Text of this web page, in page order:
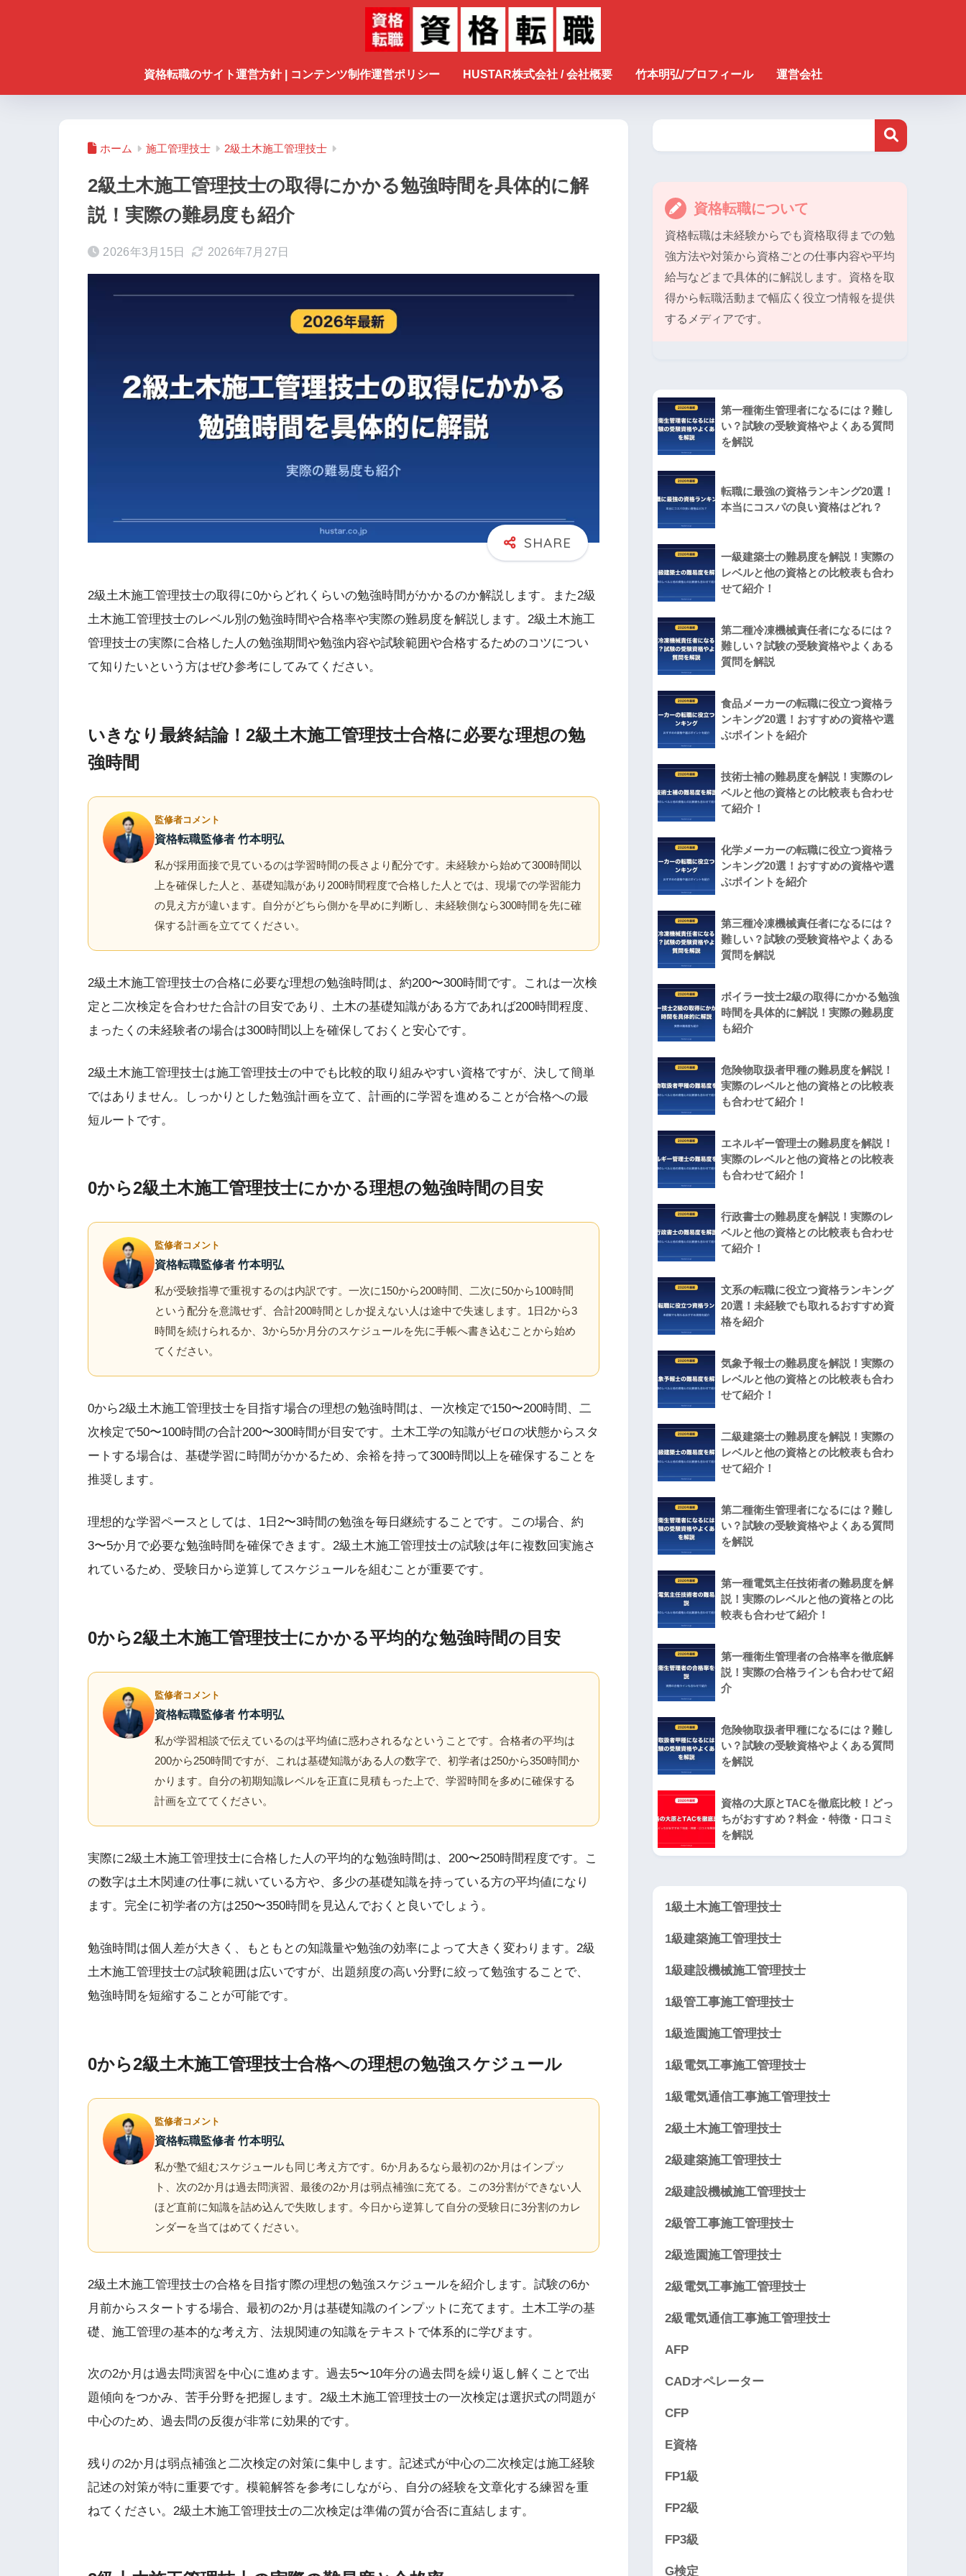
資格転職のサイト運営方針 | コンテンツ制作運営ポリシー HUSTAR株式会社 / 会社概要 竹本明弘/プロフィール 運営会社
ホーム 施工管理技士 2級土木施工管理技士
2級土木施工管理技士の取得にかかる勉強時間を具体的に解
説！実際の難易度も紹介
2026年3月15日 2026年7月27日
2級土木施工管理技士の取得に0からどれくらいの勉強時間がかかるのか解説します。また2級
土木施工管理技士のレベル別の勉強時間や合格率や実際の難易度を解説します。2級土木施工
管理技士の実際に合格した人の勉強期間や勉強内容や試験範囲や合格するためのコツについ
て知りたいという方はぜひ参考にしてみてください。
いきなり最終結論！2級土木施工管理技士合格に必要な理想の勉
強時間
監修者コメント
資格転職監修者 竹本明弘
私が採用面接で見ているのは学習時間の長さより配分です。未経験から始めて300時間以
上を確保した人と、基礎知識があり200時間程度で合格した人とでは、現場での学習能力
の見え方が違います。自分がどちら側かを早めに判断し、未経験側なら300時間を先に確
保する計画を立ててください。
2級土木施工管理技士の合格に必要な理想の勉強時間は、約200〜300時間です。これは一次検
定と二次検定を合わせた合計の目安であり、土木の基礎知識がある方であれば200時間程度、
まったくの未経験者の場合は300時間以上を確保しておくと安心です。
2級土木施工管理技士は施工管理技士の中でも比較的取り組みやすい資格ですが、決して簡単
ではありません。しっかりとした勉強計画を立て、計画的に学習を進めることが合格への最
短ルートです。
0から2級土木施工管理技士にかかる理想の勉強時間の目安
監修者コメント
資格転職監修者 竹本明弘
私が受験指導で重視するのは内訳です。一次に150から200時間、二次に50から100時間
という配分を意識せず、合計200時間としか捉えない人は途中で失速します。1日2から3
時間を続けられるか、3から5か月分のスケジュールを先に手帳へ書き込むことから始め
てください。
0から2級土木施工管理技士を目指す場合の理想の勉強時間は、一次検定で150〜200時間、二
次検定で50〜100時間の合計200〜300時間が目安です。土木工学の知識がゼロの状態からスタ
ートする場合は、基礎学習に時間がかかるため、余裕を持って300時間以上を確保することを
推奨します。
理想的な学習ペースとしては、1日2〜3時間の勉強を毎日継続することです。この場合、約
3〜5か月で必要な勉強時間を確保できます。2級土木施工管理技士の試験は年に複数回実施さ
れているため、受験日から逆算してスケジュールを組むことが重要です。
0から2級土木施工管理技士にかかる平均的な勉強時間の目安
監修者コメント
資格転職監修者 竹本明弘
私が学習相談で伝えているのは平均値に惑わされるなということです。合格者の平均は
200から250時間ですが、これは基礎知識がある人の数字で、初学者は250から350時間か
かります。自分の初期知識レベルを正直に見積もった上で、学習時間を多めに確保する
計画を立ててください。
実際に2級土木施工管理技士に合格した人の平均的な勉強時間は、200〜250時間程度です。こ
の数字は土木関連の仕事に就いている方や、多少の基礎知識を持っている方の平均値になり
ます。完全に初学者の方は250〜350時間を見込んでおくと良いでしょう。
勉強時間は個人差が大きく、もともとの知識量や勉強の効率によって大きく変わります。2級
土木施工管理技士の試験範囲は広いですが、出題頻度の高い分野に絞って勉強することで、
勉強時間を短縮することが可能です。
0から2級土木施工管理技士合格への理想の勉強スケジュール
監修者コメント
資格転職監修者 竹本明弘
私が塾で組むスケジュールも同じ考え方です。6か月あるなら最初の2か月はインプッ
ト、次の2か月は過去問演習、最後の2か月は弱点補強に充てる。この3分割ができない人
ほど直前に知識を詰め込んで失敗します。今日から逆算して自分の受験日に3分割のカレ
ンダーを当てはめてください。
2級土木施工管理技士の合格を目指す際の理想の勉強スケジュールを紹介します。試験の6か
月前からスタートする場合、最初の2か月は基礎知識のインプットに充てます。土木工学の基
礎、施工管理の基本的な考え方、法規関連の知識をテキストで体系的に学びます。
次の2か月は過去問演習を中心に進めます。過去5〜10年分の過去問を繰り返し解くことで出
題傾向をつかみ、苦手分野を把握します。2級土木施工管理技士の一次検定は選択式の問題が
中心のため、過去問の反復が非常に効果的です。
残りの2か月は弱点補強と二次検定の対策に集中します。記述式が中心の二次検定は施工経験
記述の対策が特に重要です。模範解答を参考にしながら、自分の経験を文章化する練習を重
ねてください。2級土木施工管理技士の二次検定は準備の質が合否に直結します。
資格転職について
資格転職は未経験からでも資格取得までの勉
強方法や対策から資格ごとの仕事内容や平均
給与などまで具体的に解説します。資格を取
得から転職活動まで幅広く役立つ情報を提供
するメディアです。
第一種衛生管理者になるには？難し
い？試験の受験資格やよくある質問
を解説
転職に最強の資格ランキング20選！
本当にコスパの良い資格はどれ？
一級建築士の難易度を解説！実際の
レベルと他の資格との比較表も合わ
せて紹介！
第二種冷凍機械責任者になるには？
難しい？試験の受験資格やよくある
質問を解説
食品メーカーの転職に役立つ資格ラ
ンキング20選！おすすめの資格や選
ぶポイントを紹介
技術士補の難易度を解説！実際のレ
ベルと他の資格との比較表も合わせ
て紹介！
化学メーカーの転職に役立つ資格ラ
ンキング20選！おすすめの資格や選
ぶポイントを紹介
第三種冷凍機械責任者になるには？
難しい？試験の受験資格やよくある
質問を解説
ボイラー技士2級の取得にかかる勉強
時間を具体的に解説！実際の難易度
も紹介
危険物取扱者甲種の難易度を解説！
実際のレベルと他の資格との比較表
も合わせて紹介！
エネルギー管理士の難易度を解説！
実際のレベルと他の資格との比較表
も合わせて紹介！
行政書士の難易度を解説！実際のレ
ベルと他の資格との比較表も合わせ
て紹介！
文系の転職に役立つ資格ランキング
20選！未経験でも取れるおすすめ資
格を紹介
気象予報士の難易度を解説！実際の
レベルと他の資格との比較表も合わ
せて紹介！
二級建築士の難易度を解説！実際の
レベルと他の資格との比較表も合わ
せて紹介！
第二種衛生管理者になるには？難し
い？試験の受験資格やよくある質問
を解説
第一種電気主任技術者の難易度を解
説！実際のレベルと他の資格との比
較表も合わせて紹介！
第一種衛生管理者の合格率を徹底解
説！実際の合格ラインも合わせて紹
介
危険物取扱者甲種になるには？難し
い？試験の受験資格やよくある質問
を解説
資格の大原とTACを徹底比較！どっ
ちがおすすめ？料金・特徴・口コミ
を解説
1級土木施工管理技士
1級建築施工管理技士
1級建設機械施工管理技士
1級管工事施工管理技士
1級造園施工管理技士
1級電気工事施工管理技士
1級電気通信工事施工管理技士
2級土木施工管理技士
2級建築施工管理技士
2級建設機械施工管理技士
2級管工事施工管理技士
2級造園施工管理技士
2級電気工事施工管理技士
2級電気通信工事施工管理技士
AFP
CADオペレーター
CFP
E資格
FP1級
FP2級
FP3級
G検定